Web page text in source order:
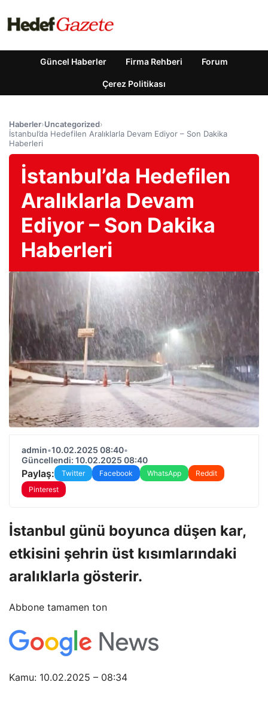
Güncel Haberler Firma Rehberi Forum
Çerez Politikası
Haberler›Uncategorized›
İstanbul’da Hedefilen Aralıklarla Devam Ediyor – Son Dakika
Haberleri
İstanbul’da Hedefilen
Aralıklarla Devam
Ediyor – Son Dakika
Haberleri
admin•10.02.2025 08:40•
Güncellendi: 10.02.2025 08:40
Paylaş: Twitter Facebook WhatsApp
Reddit
Pinterest
İstanbul günü boyunca düşen kar,
etkisini şehrin üst kısımlarındaki
aralıklarla gösterir.
Abbone tamamen ton
Kamu: 10.02.2025 – 08:34